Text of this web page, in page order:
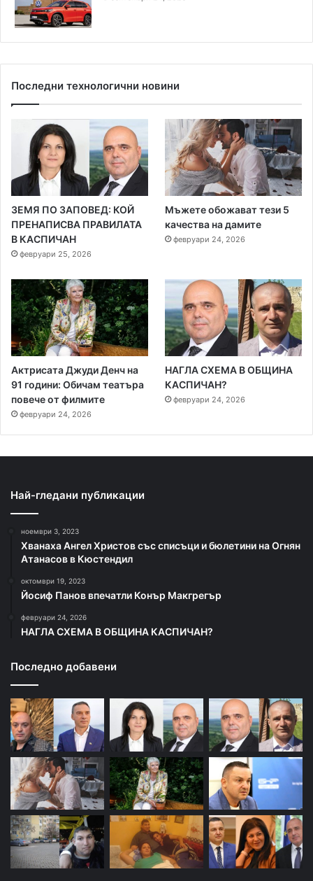
Последни технологични новини
ЗЕМЯ ПО ЗАПОВЕД: КОЙ
ПРЕНАПИСВА ПРАВИЛАТА
В КАСПИЧАН
февруари 25, 2026
Мъжете обожават тези 5
качества на дамите
февруари 24, 2026
Актрисата Джуди Денч на
91 години: Обичам театъра
повече от филмите
февруари 24, 2026
НАГЛА СХЕМА В ОБЩИНА
КАСПИЧАН?
февруари 24, 2026
Най-гледани публикации
ноември 3, 2023
Хванаха Ангел Христов със списъци и бюлетини на Огнян
Атанасов в Кюстендил
октомври 19, 2023
Йосиф Панов впечатли Конър Макгрегър
февруари 24, 2026
НАГЛА СХЕМА В ОБЩИНА КАСПИЧАН?
Последно добавени